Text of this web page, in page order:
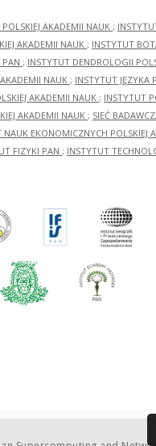
AKADEMII NAUK ;
AKADEMII NAUK ; INSTYTUT
; INSTYTUT DENDROLOGII
NAUK ; INSTYTUT JĘZYKA
AKADEMII NAUK ; INSTYTUT
AKADEMII NAUK ; SIEĆ
NAUK EKONOMICZNYCH POLSKIEJ
FIZYKI PAN ; INSTYTUT